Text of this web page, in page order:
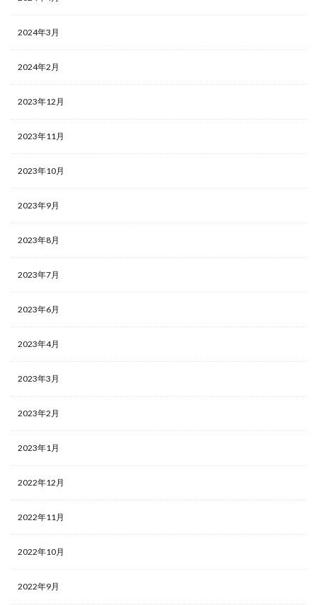
2024年3月
2024年2月
2023年12月
2023年11月
2023年10月
2023年9月
2023年8月
2023年7月
2023年6月
2023年4月
2023年3月
2023年2月
2023年1月
2022年12月
2022年11月
2022年10月
2022年9月